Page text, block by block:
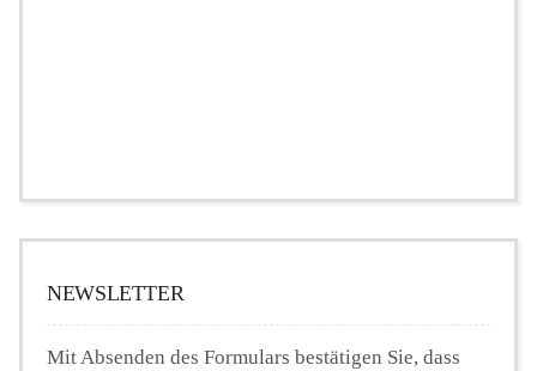
NEWSLETTER
Mit Absenden des Formulars bestätigen Sie, dass